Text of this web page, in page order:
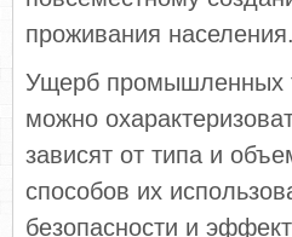
проживания населения.
Ущерб промышленных
можно
зависят от типа и
способов их
безопасности и